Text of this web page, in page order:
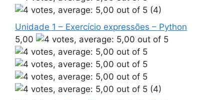
(4)
Unidade 1 – Exercício expressões – Python
5,00
(4)